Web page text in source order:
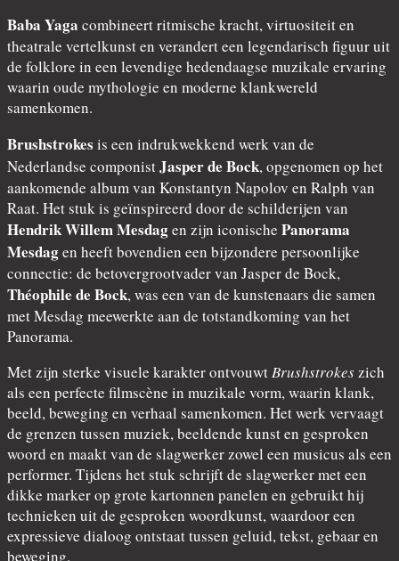
Baba Yaga combineert ritmische kracht, virtuositeit en
theatrale vertelkunst en verandert een legendarisch figuur uit
de folklore in een levendige hedendaagse muzikale ervaring
waarin oude mythologie en moderne klankwereld
samenkomen.
Brushstrokes is een indrukwekkend werk van de
Nederlandse componistJasper de Bock, opgenomen op het
aankomende album van Konstantyn Napolov en Ralph van
Raat. Het stuk is geïnspireerd door de schilderijen van
Hendrik Willem Mesdagen zijn iconische Panorama
Mesdagen heeft bovendien een bijzondere persoonlijke
connectie: de betovergrootvader van Jasper de Bock,
Théophile de Bock, was een van de kunstenaars die samen
met Mesdag meewerkte aan de totstandkoming van het
Panorama.
Met zijn sterke visuele karakter ontvouwtBrushstrokeszich
als een perfecte filmscène in muzikale vorm, waarin klank,
beeld, beweging en verhaal samenkomen. Het werk vervaagt
de grenzen tussen muziek, beeldende kunst en gesproken
woord en maakt van de slagwerker zowel een musicus als een
performer. Tijdens het stuk schrijft de slagwerker met een
dikke marker op grote kartonnen panelen en gebruikt hij
technieken uit de gesproken woordkunst, waardoor een
expressieve dialoog ontstaat tussen geluid, tekst, gebaar en
beweging.